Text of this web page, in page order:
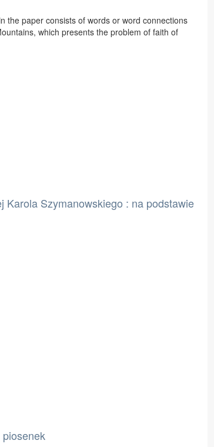
the paper consists of words or word connections
which presents the problem of faith of
Karola Szymanowskiego : na podstawie